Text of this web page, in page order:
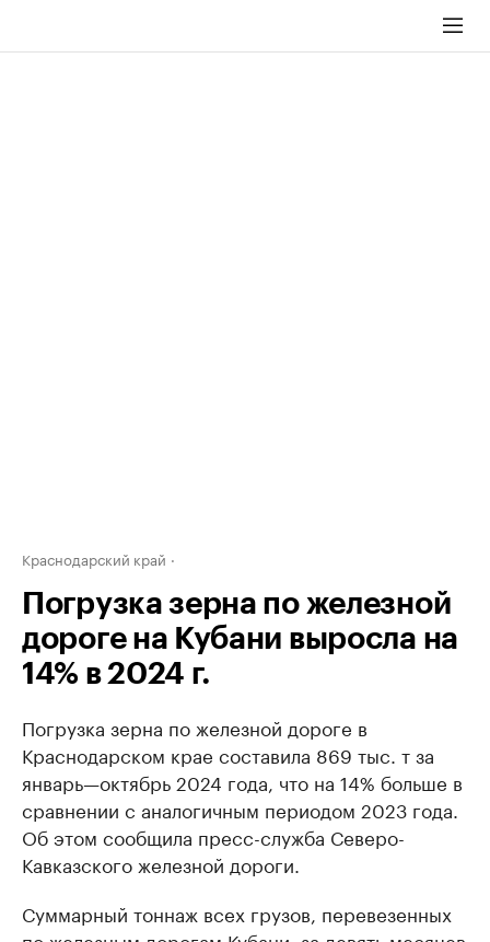
Краснодарский край
Погрузка зерна по железной
дороге на Кубани выросла на
14% в 2024 г.
Погрузка зерна по железной дороге в
Краснодарском крае составила 869 тыс. т за
январь—октябрь 2024 года, что на 14% больше в
сравнении с аналогичным периодом 2023 года.
Об этом сообщила пресс-служба Северо-
Кавказского железной дороги.
Суммарный тоннаж всех грузов, перевезенных